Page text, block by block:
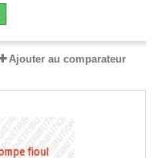
Ajouter au comparateur